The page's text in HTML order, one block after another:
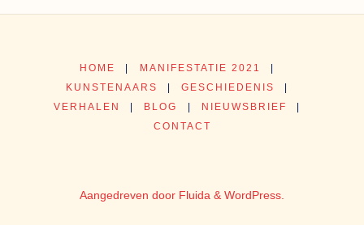
HOME MANIFESTATIE 2021
KUNSTENAARS
GESCHIEDENIS
VERHALEN
BLOG NIEUWSBRIEF
CONTACT
Aangedreven door Fluida & WordPress.